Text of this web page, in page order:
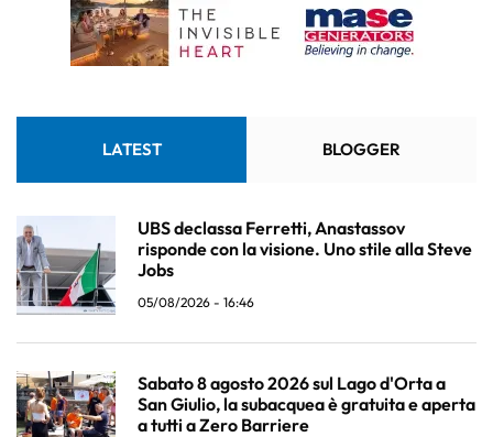
LATEST BLOGGER
UBS declassa Ferretti, Anastassov
risponde con la visione. Uno stile alla Steve
Jobs
05/08/2026 - 16:46
Sabato 8 agosto 2026 sul Lago d'Orta a
San Giulio, la subacquea è gratuita e aperta
a tutti a Zero Barriere